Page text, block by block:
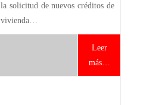
la solicitud de nuevos créditos de
vivienda…
Leer
más…